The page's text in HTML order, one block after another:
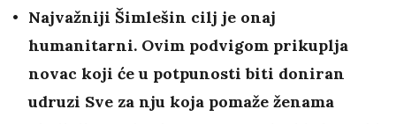
Najvažniji Šimlešin cilj je onaj
humanitarni. Ovim podvigom prikuplja
novac koji će u potpunosti biti doniran
udruzi Sve za nju koja pomaže ženama